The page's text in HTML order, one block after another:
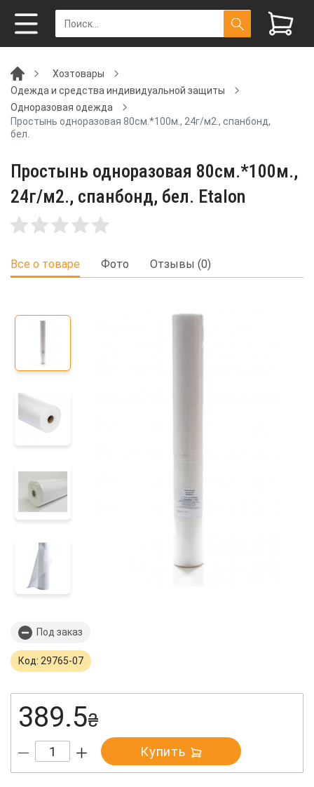
Хозтовары
Одежда и средства индивидуальной защиты
Одноразовая одежда
Простынь одноразовая 80см.*100м., 24г/м2., спанбонд,
бел.
Простынь одноразовая 80см.*100м.,
24г/м2., спанбонд, бел. Etalon
Все о товаре Фото Отзывы (0)
Под заказ
Код: 29765-07
389.5₴
Купить